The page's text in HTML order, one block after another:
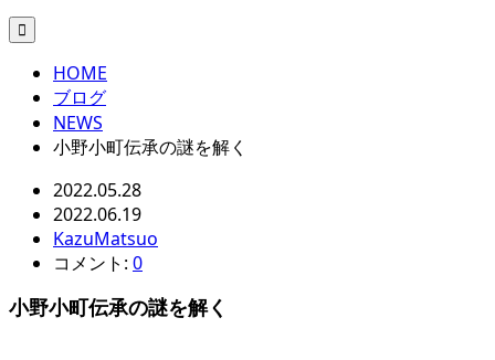

HOME
ブログ
NEWS
小野小町伝承の謎を解く
2022.05.28
2022.06.19
KazuMatsuo
コメント: 0
小野小町伝承の謎を解く